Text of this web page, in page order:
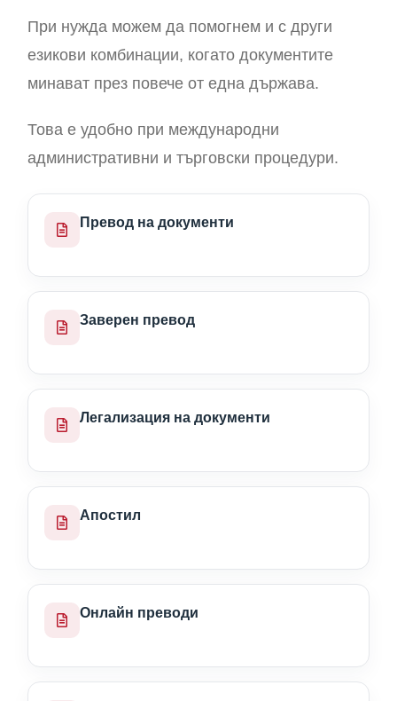
При нужда можем да помогнем и с други
езикови комбинации, когато документите
минават през повече от една държава.
Това е удобно при международни
административни и търговски процедури.
Превод на документи
Заверен превод
Легализация на документи
Апостил
Онлайн преводи